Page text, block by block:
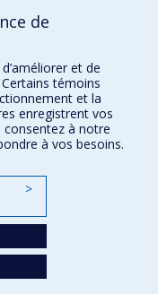
de
et de
témoins
et la
enregistrent vos
à notre
à vos besoins.
>